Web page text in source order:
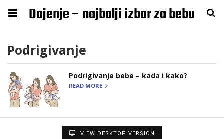
Dojenje – najbolji izbor za bebu
Podrigivanje
Podrigivanje bebe – kada i kako?
READ MORE
VIEW DESKTOP VERSION